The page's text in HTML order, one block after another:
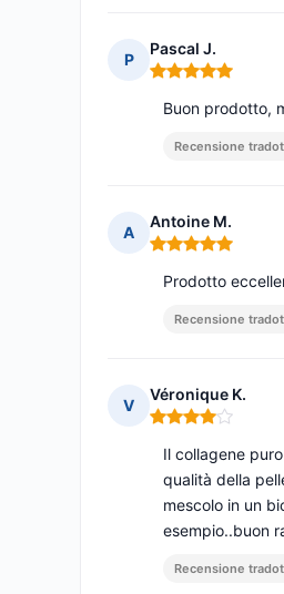
P
Pascal J.
Nota: 5 su 5
Buon prodotto,
Recensione
A
Antoine M.
Nota: 5 su 5
Prodotto
Recensione
V
Véronique K.
Nota: 4 su 5
Il collagene
qualità della
mescolo in un
esempio..buon
Recensione